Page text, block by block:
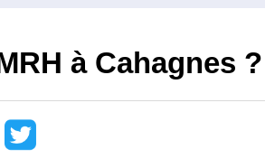
à Cahagnes ?